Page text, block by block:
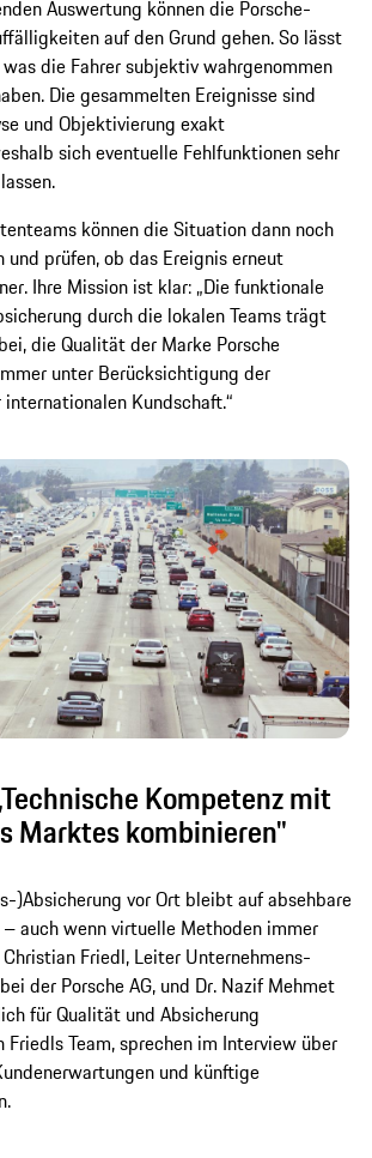
Auswertung können die Porsche-
auf den Grund gehen. So lässt
die Fahrer subjektiv wahrgenommen
Die gesammelten Ereignisse sind
und Objektivierung exakt
sich eventuelle Fehlfunktionen sehr
können die Situation dann noch
prüfen, ob das Ereignis erneut
Ihre Mission ist klar: „Die funktionale
durch die lokalen Teams trägt
die Qualität der Marke Porsche
unter Berücksichtigung der
Kundschaft.“
Kompetenz mit
Marktes kombinieren"
)Absicherung vor Ort bleibt auf absehbare
auch wenn virtuelle Methoden immer
Friedl, Leiter Unternehmens-
der Porsche AG, und Dr. Nazif Mehmet
für Qualität und Absicherung
Friedls Team, sprechen im Interview über
und künftige